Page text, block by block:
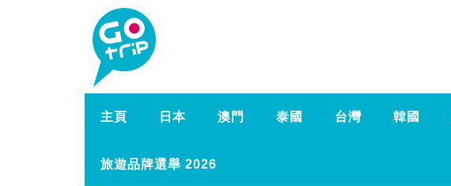
主頁 日本 澳門 泰國 台灣 韓國
旅遊品牌選舉 2026